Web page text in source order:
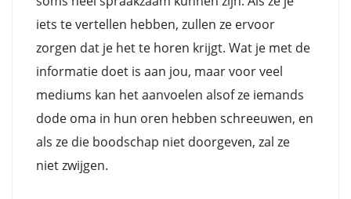
iets te vertellen hebben, zullen ze ervoor
zorgen dat je het te horen krijgt. Wat je met de
informatie doet is aan jou, maar voor veel
mediums kan het aanvoelen alsof ze iemands
dode oma in hun oren hebben schreeuwen, en
als ze die boodschap niet doorgeven, zal ze
niet zwijgen.